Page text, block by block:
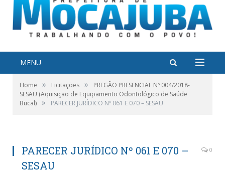
MENU
Home » Licitações »
PREGÃO PRESENCIAL Nº 004/2018-
SESAU (Aquisição de Equipamento Odontológico de Saúde
Bucal) » PARECER JURÍDICO Nº 061 E 070 – SESAU
PARECER JURÍDICO Nº 061 E 070 –
SESAU
0